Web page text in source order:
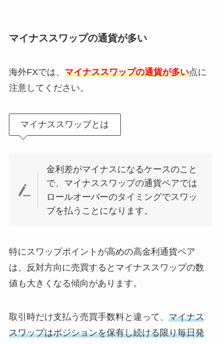
マイナススワップの通貨が多い
海外FXでは、 マイナススワップの通貨が多い点に
注意してください。
マイナススワップとは
金利差がマイナスになるケースのこと
で、マイナススワップの通貨ペアでは
ロールオーバーのタイミングでスワッ
プを払うことになります。
特にスワップポイントが高めの高金利通貨ペア
は、反対方向に売買するとマイナススワップの数
値も大きくなる傾向があります。
取引時だけ支払う売買手数料と違って、 マイナス
スワップはポジションを保有し続ける限り毎日発